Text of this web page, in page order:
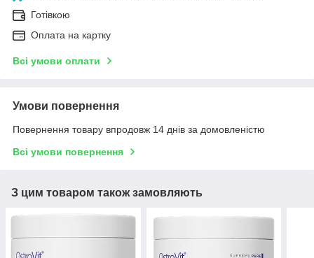
Готівкою
Оплата на картку
Всі умови оплати
Умови повернення
Повернення товару впродовж 14 днів за домовленістю
Всі умови повернення
З цим товаром також замовляють